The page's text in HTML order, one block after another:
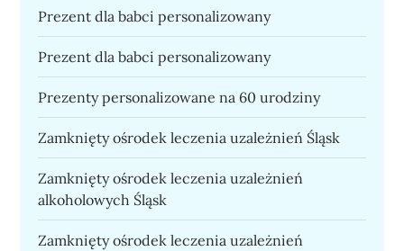
Prezent dla babci personalizowany
Prezent dla babci personalizowany
Prezenty personalizowane na 60 urodziny
Zamknięty ośrodek leczenia uzależnień Śląsk
Zamknięty ośrodek leczenia uzależnień
alkoholowych Śląsk
Zamknięty ośrodek leczenia uzależnień